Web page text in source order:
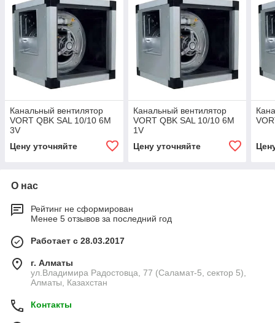
Канальный вентилятор
VORT QBK SAL 10/10 6M
3V
Цену уточняйте
Канальный вентилятор
VORT QBK SAL 10/10 6M
1V
Цену уточняйте
О нас
Рейтинг не сформирован
Менее 5 отзывов за последний год
Работает с 28.03.2017
г. Алматы
ул.Владимира Радостовца, 77 (Саламат-5, сектор 5),
Алматы, Казахстан
Контакты